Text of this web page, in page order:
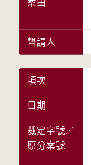
案由
聲請人
項次
日期
裁定字號／
原分案號